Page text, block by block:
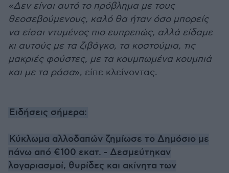
«Δεν είναι αυτό το πρόβλημα με τους
θεοσεβούμενους, καλό θα ήταν όσο μπορείς
να είσαι ντυμένος πιο ευπρεπώς, αλλά είδαμε
κι αυτούς με τα ζιβάγκο, τα κοστούμια, τις
μακριές φούστες, με τα κουμπωμένα κουμπιά
και με τα ράσα», είπε κλείνοντας.
Ειδήσεις σήμερα:
Κύκλωμα αλλοδαπών ζημίωσε το Δημόσιο με
πάνω από €100 εκατ. - Δεσμεύτηκαν
λογαριασμοί, θυρίδες και ακίνητα των